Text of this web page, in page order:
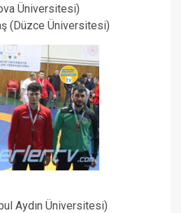
Üniversitesi)
(Düzce Üniversitesi)
Aydın Üniversitesi)